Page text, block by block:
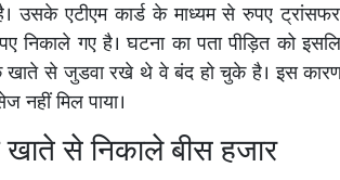
उसके एटीएम कार्ड के माध्यम से रुपए
निकाले गए है। घटना का पता पीड़ित को
खाते से जुडवा रखे थे वे बंद हो चुके है। इस
नहीं मिल पाया।
से निकाले बीस हजार